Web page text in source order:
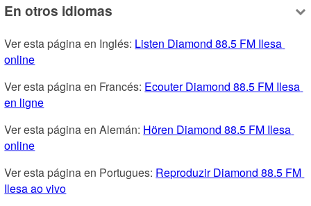
En otros idiomas
Ver esta página en Inglés: Listen Diamond 88.5 FM Ilesa
online
Ver esta página en Francés: Ecouter Diamond 88.5 FM Ilesa
en ligne
Ver esta página en Alemán: Hören Diamond 88.5 FM Ilesa
online
Ver esta página en Portugues: Reproduzir Diamond 88.5 FM
Ilesa ao vivo